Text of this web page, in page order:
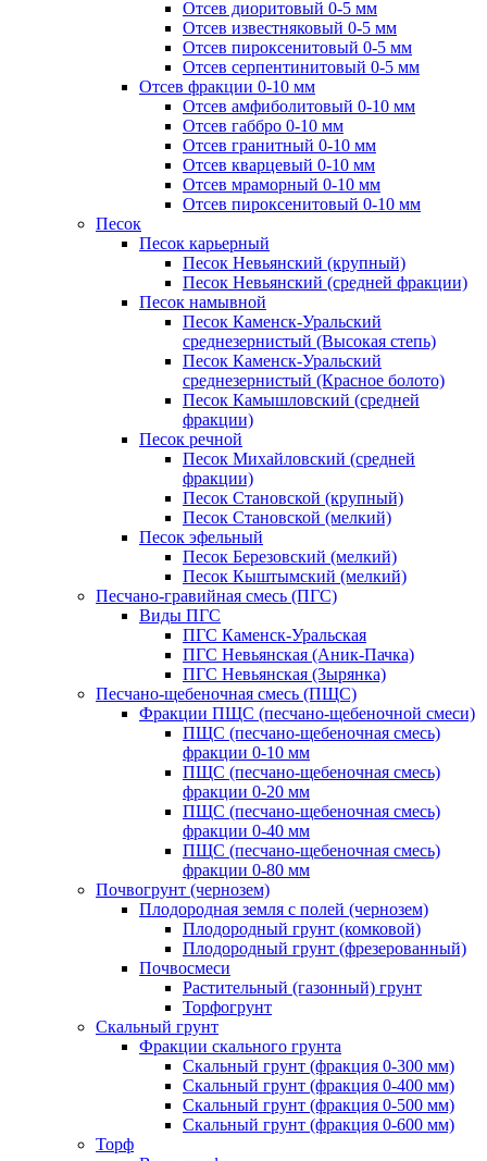
Отсев диоритовый 0-5 мм
Отсев известняковый 0-5 мм
Отсев пироксенитовый 0-5 мм
Отсев серпентинитовый 0-5 мм
Отсев фракции 0-10 мм
Отсев амфиболитовый 0-10 мм
Отсев габбро 0-10 мм
Отсев гранитный 0-10 мм
Отсев кварцевый 0-10 мм
Отсев мраморный 0-10 мм
Отсев пироксенитовый 0-10 мм
Песок
Песок карьерный
Песок Невьянский (крупный)
Песок Невьянский (средней фракции)
Песок намывной
Песок Каменск-Уральский
среднезернистый (Высокая степь)
Песок Каменск-Уральский
среднезернистый (Красное болото)
Песок Камышловский (средней
фракции)
Песок речной
Песок Михайловский (средней
фракции)
Песок Становской (крупный)
Песок Становской (мелкий)
Песок эфельный
Песок Березовский (мелкий)
Песок Кыштымский (мелкий)
Песчано-гравийная смесь (ПГС)
Виды ПГС
ПГС Каменск-Уральская
ПГС Невьянская (Аник-Пачка)
ПГС Невьянская (Зырянка)
Песчано-щебеночная смесь (ПЩС)
Фракции ПЩС (песчано-щебеночной смеси)
ПЩС (песчано-щебеночная смесь)
фракции 0-10 мм
ПЩС (песчано-щебеночная смесь)
фракции 0-20 мм
ПЩС (песчано-щебеночная смесь)
фракции 0-40 мм
ПЩС (песчано-щебеночная смесь)
фракции 0-80 мм
Почвогрунт (чернозем)
Плодородная земля с полей (чернозем)
Плодородный грунт (комковой)
Плодородный грунт (фрезерованный)
Почвосмеси
Растительный (газонный) грунт
Торфогрунт
Скальный грунт
Фракции скального грунта
Скальный грунт (фракция 0-300 мм)
Скальный грунт (фракция 0-400 мм)
Скальный грунт (фракция 0-500 мм)
Скальный грунт (фракция 0-600 мм)
Торф